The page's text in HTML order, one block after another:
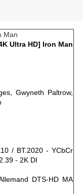
Gwyneth Paltrow,
/ BT.2020 - YCbCr
- 2K DI
DTS-HD MA